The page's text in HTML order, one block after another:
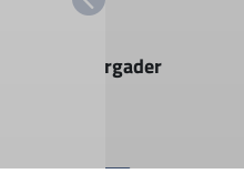
Bergader